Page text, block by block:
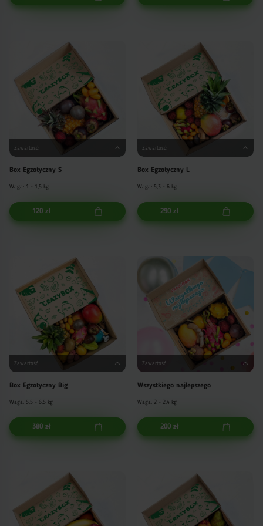
Zawartość:
Box Egzotyczny S
Waga: 1 - 1,5 kg
120 zł
Zawartość:
Box Egzotyczny L
Waga: 5,3 - 6 kg
290 zł
Zawartość:
Box Egzotyczny Big
Waga: 5,5 - 6,5 kg
380 zł
Zawartość:
Wszystkiego najlepszego
Waga: 2 - 2,4 kg
200 zł